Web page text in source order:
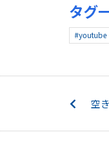
タグ
#youtube